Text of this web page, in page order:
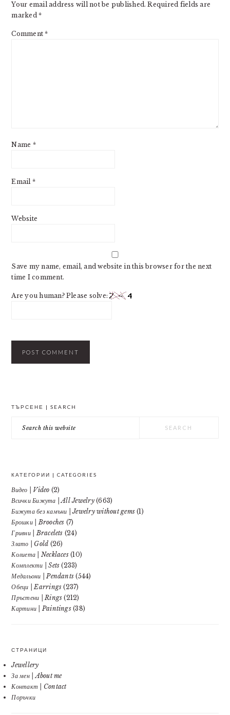
Your email address will not be published. Required fields are
marked*
Comment*
Name *
Email *
Website
Save my name, email, and website in this browser for the next
time I comment.
Are you human? Please solve:
ТЪРСЕНЕ | SEARCH
this
КАТЕГОРИИ | CATEGORIES
Видео | Video (2)
Всички Бижута | All Jewelry(663)
Бижута без камъни | Jewelry without gems (1)
Брошки | Brooches (7)
Гривни | Bracelets (24)
Злато | Gold (26)
Колиета | Necklaces(10)
Комплекти | Sets (233)
Медальони | Pendants (544)
Обеци | Earrings (237)
Пръстени | Rings (212)
Картини | Paintings(38)
СТРАНИЦИ
Jewellery
За мен | About me
Контакт | Contact
Поръчки